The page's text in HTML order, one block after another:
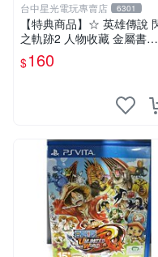
台中星光電玩專賣店 6301
【特典商品】☆ 英雄傳說
之軌跡2 人物收藏 金屬書籤
☆【單張販售 可挑款】台中
星光電玩
$160